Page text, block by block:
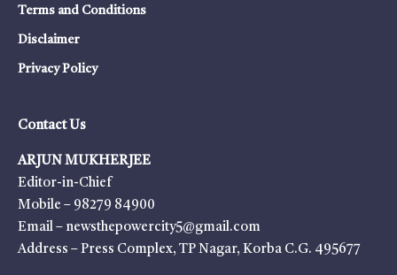
Terms and Conditions
Disclaimer
Privacy Policy
Contact Us
ARJUN MUKHERJEE
Editor-in-Chief
Mobile – 98279 84900
Email – newsthepowercity5@gmail.com
Address – Press Complex, TP Nagar, Korba C.G. 495677